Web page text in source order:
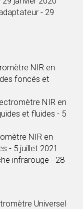
- 29
NIR en
foncés et
NIR en
et fluides - 5
NIR en
- 5 juillet 2021
infrarouge - 28
Universel